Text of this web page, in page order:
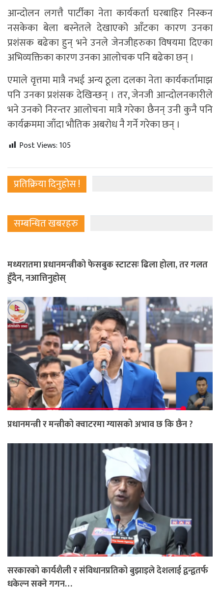
आन्दोलन लगत्तै पार्टीका नेता कार्यकर्ता घरबाहिर निस्कन
नसकेका बेला बस्नेतले देखाएको आँटका कारण उनका
प्रशंसक बढेका हुन् भने उनले जेनजीहरुका विषयमा दिएका
अभिव्यक्तिका कारण उनका आलोचक पनि बढेका छन् ।
एमाले वृत्तमा मात्रै नभई अन्य ठूला दलका नेता कार्यकर्तामाझ
पनि उनका प्रशंसक देखिन्छन् । तर, जेनजी आन्दोलनकारीले
भने उनको निरन्तर आलोचना मात्रै गरेका छैनन् उनी कुनै पनि
कार्यक्रममा जाँदा भौतिक अबरोध नै गर्ने गरेका छन् ।
Post Views:105
प्रतिक्रिया दिनुहोस !
सम्बन्धित खबरहरु
मध्यरातमा प्रधानमन्त्रीको फेसबुक स्टाटसः ढिला होला, तर गलत
हुँदैन, नआत्तिनुहोस्
प्रधानमन्त्री र मन्त्रीको क्वाटरमा ग्यासको अभाव छ कि छैन ?
सरकारको कार्यशैली र संविधानप्रतिको बुझाइले देशलाई द्वन्द्वतर्फ
धकेल्न सक्ने गगन…